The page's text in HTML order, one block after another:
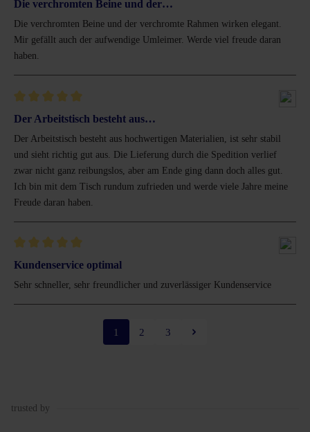
Die verchromten Beine und der…
Die verchromten Beine und der verchromte Rahmen wirken elegant.
Mir gefällt auch der aufwendige Umleimer. Werde viel freude daran
haben.
Bewertung mit 5 von 5 Sternen
Der Arbeitstisch besteht aus…
Der Arbeitstisch besteht aus hochwertigen Materialien, ist sehr stabil
und sieht richtig gut aus. Die Lieferung durch die Spedition verlief
zwar nicht ganz reibungslos, aber am Ende ging dann doch alles gut.
Ich bin mit dem Tisch rundum zufrieden und werde viele Jahre meine
Freude daran haben.
Bewertung mit 5 von 5 Sternen
Kundenservice optimal
Sehr schneller, sehr freundlicher und zuverlässiger Kundenservice
1 2 3
trusted by